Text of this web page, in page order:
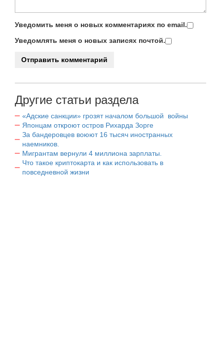
Уведомить меня о новых комментариях по email.
Уведомлять меня о новых записях почтой.
Другие статьи раздела
«Адские санкции» грозят началом большой войны
Японцам откроют остров Рихарда Зорге
За бандеровцев воюют 16 тысяч иностранных
наемников.
Мигрантам вернули 4 миллиона зарплаты.
Что такое криптокарта и как использовать в
повседневной жизни